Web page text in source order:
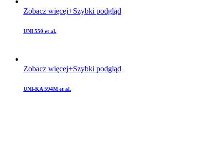
Zobacz więcej Szybki podgląd
UNI 550 et al.
Zobacz więcej Szybki podgląd
UNI-KA 594M et al.